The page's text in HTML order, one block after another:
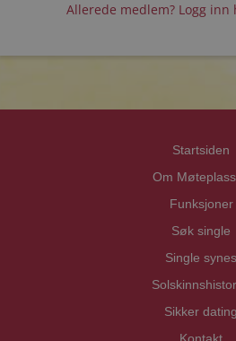
Allerede medlem? Logg inn
Startsiden
Om
Funksjoner
Søk single
Single synes
Sikker dating